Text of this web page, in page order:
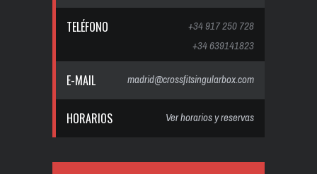
TELÉFONO
+34 917 250 728
+34 639141823
E-MAIL madrid@crossfitsingularbox.com
HORARIOS Ver horarios y reservas